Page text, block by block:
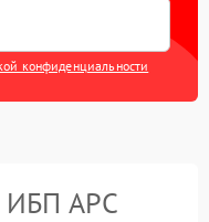
конфиденциальности
APC